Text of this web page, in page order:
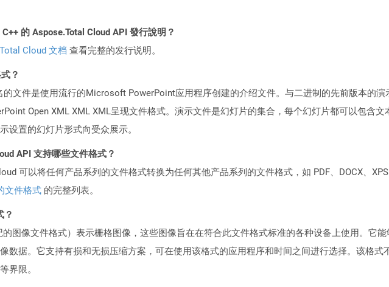
的 Aspose.Total Cloud API 發行說明？
Cloud 文档 查看完整的发行说明。
？
的文件是使用流行的Microsoft PowerPoint应用程序创建的介绍文件。与二进制的先前版本的演
Open XML XML XML呈现文件格式。演示文件是幻灯片的集合，每个幻灯片都可以包含
设置的幻灯片形式向受众展示。
API 支持哪些文件格式？
可以将任何产品系列的文件格式转换为任何其他产品系列的文件格式，如 PDF、DOCX、
文件格式 的完整列表。
？
的图像文件格式）表示栅格图像，这些图像旨在在符合此文件格式标准的各种设备上使用。它
数据。它支持有损和无损压缩方案，可在使用该格式的应用程序和时间之间进行选择。该格
界限。